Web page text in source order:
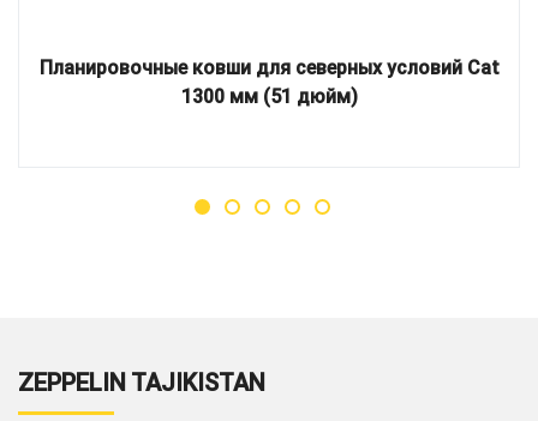
Планировочные ковши для северных условий Cat
1300 мм (51 дюйм)
ZEPPELIN TAJIKISTAN